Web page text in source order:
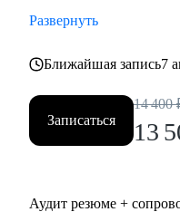
Развернуть
Ближайшая запись7
Записаться
14 400
13
Аудит резюме +